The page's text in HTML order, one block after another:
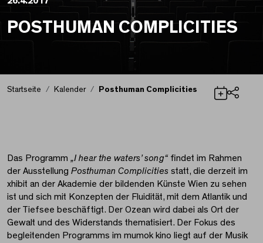
POSTHUMAN COMPLICITIES
Startseite Kalender Posthuman Complicities
Das Programm „I hear the waters’ song“ findet im Rahmen
der Ausstellung Posthuman Complicities statt, die derzeit im
xhibit an der Akademie der bildenden Künste Wien zu sehen
ist und sich mit Konzepten der Fluidität, mit dem Atlantik und
der Tiefsee beschäftigt. Der Ozean wird dabei als Ort der
Gewalt und des Widerstands thematisiert. Der Fokus des
begleitenden Programms im mumok kino liegt auf der Musik